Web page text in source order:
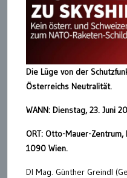
Die Lüge von der
Österreichs Neutralität.
WANN: Dienstag, 23. Juni
ORT: Otto-Mauer-
1090 Wien.
DI Mag. Günther Greindl